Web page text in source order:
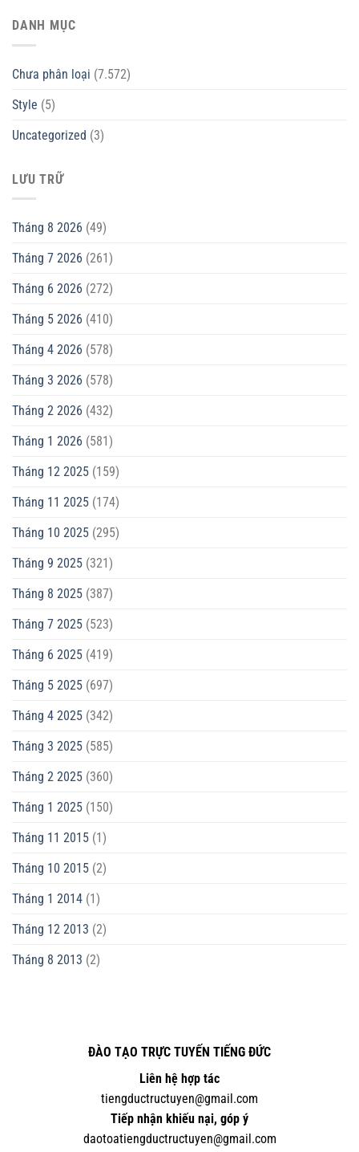
DANH MỤC
Chưa phân loại (7.572)
Style (5)
Uncategorized (3)
LƯU TRỮ
Tháng 8 2026 (49)
Tháng 7 2026 (261)
Tháng 6 2026 (272)
Tháng 5 2026 (410)
Tháng 4 2026 (578)
Tháng 3 2026 (578)
Tháng 2 2026 (432)
Tháng 1 2026 (581)
Tháng 12 2025 (159)
Tháng 11 2025 (174)
Tháng 10 2025 (295)
Tháng 9 2025 (321)
Tháng 8 2025 (387)
Tháng 7 2025 (523)
Tháng 6 2025 (419)
Tháng 5 2025 (697)
Tháng 4 2025 (342)
Tháng 3 2025 (585)
Tháng 2 2025 (360)
Tháng 1 2025 (150)
Tháng 11 2015 (1)
Tháng 10 2015 (2)
Tháng 1 2014 (1)
Tháng 12 2013 (2)
Tháng 8 2013 (2)
ĐÀO TẠO TRỰC TUYẾN TIẾNG ĐỨC
Liên hệ hợp tác
tiengductructuyen@gmail.com
Tiếp nhận khiếu nại, góp ý
daotoatiengductructuyen@gmail.com